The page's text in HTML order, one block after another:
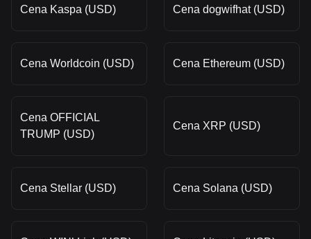
Cena Kaspa (USD) Cena dogwifhat (USD)
Cena Worldcoin (USD) Cena Ethereum (USD)
Cena OFFICIAL
TRUMP (USD)
Cena XRP (USD)
Cena Stellar (USD) Cena Solana (USD)